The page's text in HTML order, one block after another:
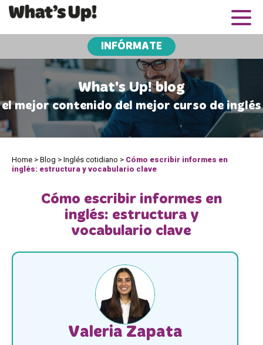
INFÓRMATE
What's Up! blog
el mejor contenido del mejor curso de inglés
Home > Blog > Inglés cotidiano > Cómo escribir informes en
inglés: estructura y vocabulario clave
Cómo escribir informes en
inglés: estructura y
vocabulario clave
Valeria Zapata